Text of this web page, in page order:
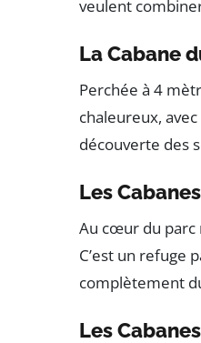
veulent
La Cabane
Perchée à 4
chaleureux,
découverte des
Les
Au cœur du parc
C’est un refuge
complètement
Les